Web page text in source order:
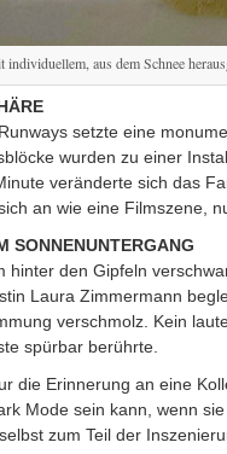
individuellem, aus dem Schnee
setzte eine
wurden zu einer
veränderte sich das
an wie eine Filmszene,
SONNENUNTERGANG
hinter den Gipfeln
Laura Zimmermann
verschmolz. Kein
spürbar berührte.
die Erinnerung an eine
Mode sein kann, wenn
zum Teil der